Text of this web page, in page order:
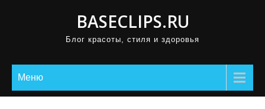
BASECLIPS.RU
Блог красоты, стиля и здоровья
Меню